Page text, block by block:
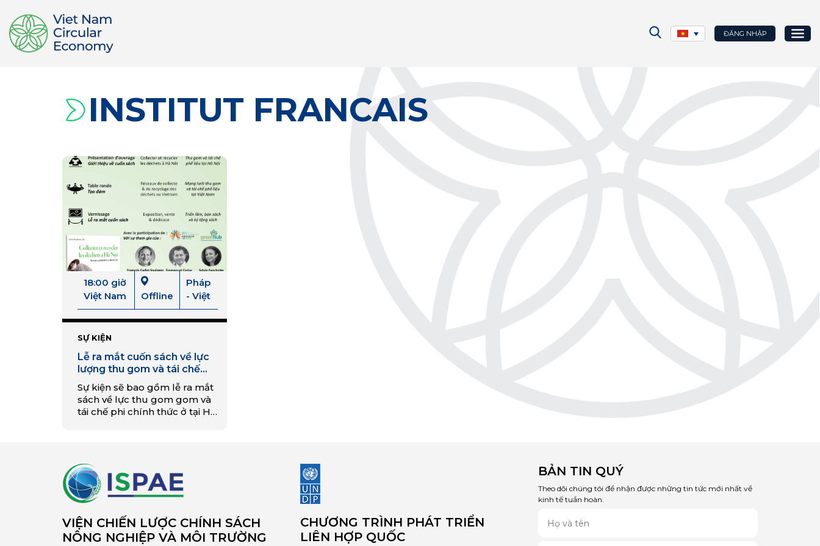
ĐĂNG NHẬP
INSTITUT FRANCAIS
18:00 giờ
Việt Nam
Offline
Pháp
- Việt
SỰ KIỆN
Lễ ra mắt cuốn sách về lực
lượng thu gom và tái chế
rác thải phi chính thức ở Hà
Nội
Sự kiện sẽ bao gồm lễ ra mắt
sách về lực thu gom gom và
tái chế phi chính thức ở tại Hà
tế.
VIỆN CHIẾN LƯỢC CHÍNH SÁCH
NÔNG NGHIỆP VÀ MÔI TRƯỜNG
CHƯƠNG TRÌNH PHÁT TRIỂN
LIÊN HỢP QUỐC
BẢN TIN QUÝ
Theo dõi chúng tôi để nhận được những tin tức mới nhất về
kinh tế tuần hoàn.